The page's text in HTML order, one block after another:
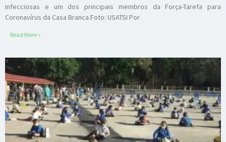
infecciosas e um dos principais membros da Força-Tarefa para
Coronavírus da Casa Branca.Foto: USATSI Por
Read More »